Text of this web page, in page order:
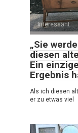
Interessant
„Sie
diesen
Ein
Ergebnis
Als ich diesen
er zu etwas viel